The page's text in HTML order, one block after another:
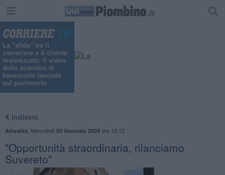
La "sfida" tra il
cameriere e il cliente
maleducato: il video
dello scambio di
banconote lanciate
sul pavimento
Indietro
Attualità Mercoledì 03 Gennaio 2024ore 10:12
"Opportunità straordinaria, rilanciamo
Suvereto"